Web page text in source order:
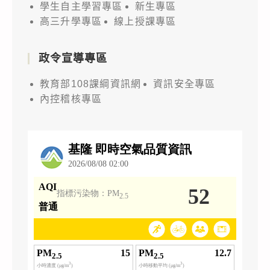
學生自主學習專區
新生專區
高三升學專區
線上授課專區
政令宣導專區
教育部108課綱資訊網
資訊安全專區
內控稽核專區